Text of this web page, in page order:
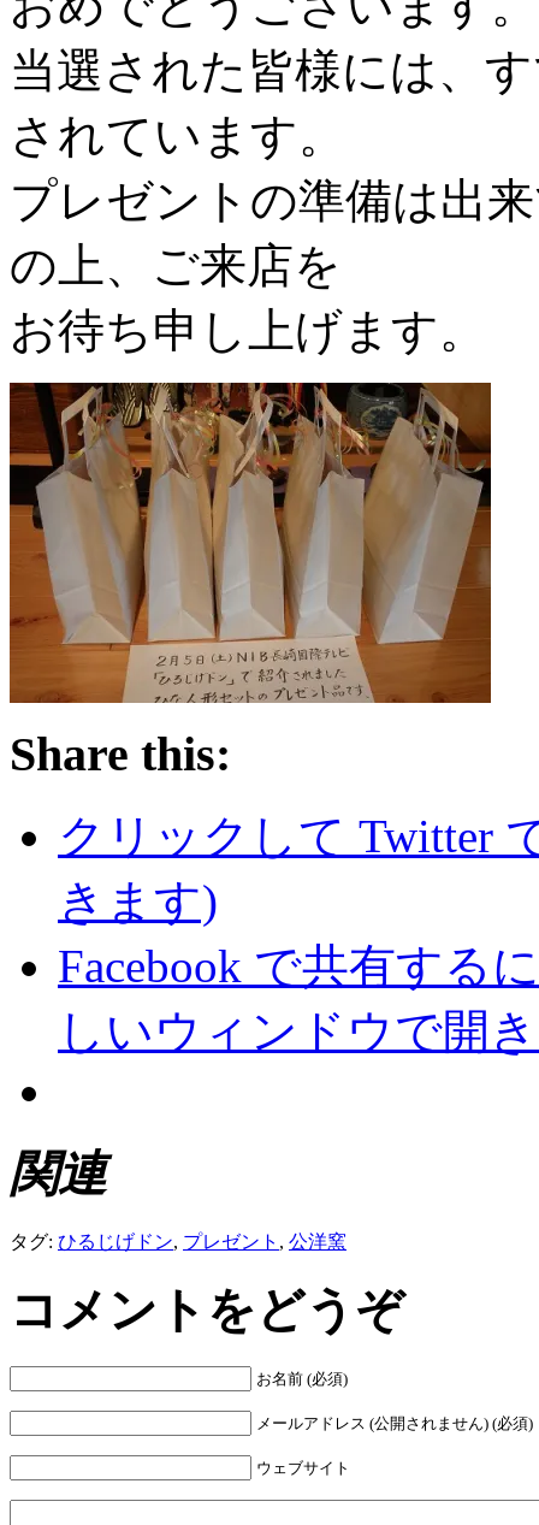
当選された皆様には、
されています。
プレゼントの準備は出
の上、ご来店を
お待ち申し上げます。
Share this:
クリックして Twitter
きます)
Facebook で共有する
しいウィンドウで開
関連
タグ: ひるじげドン, プレゼント , 公洋窯
コメントをどうぞ
お名前 (必須)
メールアドレス (公開されません) (必須)
ウェブサイト